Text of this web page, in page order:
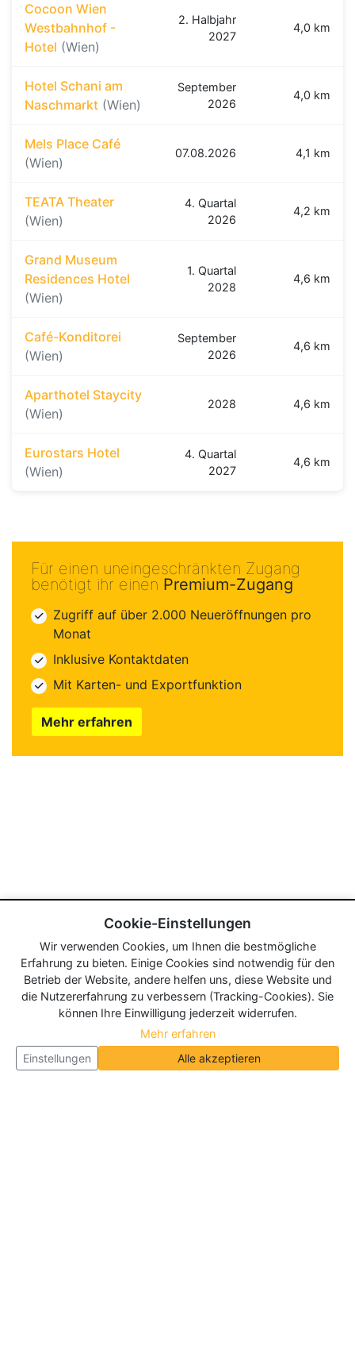
Cocoon Wien
Westbahnhof -
Hotel (Wien)
2. Halbjahr
2027
4,0 km
Hotel Schani am
Naschmarkt (Wien)
September
2026
4,0 km
Mels Place Café
(Wien)
07.08.2026 4,1 km
TEATA Theater
(Wien)
4. Quartal
2026
4,2 km
Grand Museum
Residences Hotel
(Wien)
1. Quartal
2028
4,6 km
Café-Konditorei
(Wien)
September
2026
4,6 km
Aparthotel Staycity
(Wien)
2028 4,6 km
Eurostars Hotel
(Wien)
4. Quartal
2027
4,6 km
Für einen uneingeschränkten Zugang
benötigt ihr einen Premium-Zugang
Zugriff auf über 2.000 Neueröffnungen pro
Monat
Inklusive Kontaktdaten
Mit Karten- und Exportfunktion
Mehr erfahren
Cookie-Einstellungen
Wir verwenden Cookies, um Ihnen die bestmögliche
Erfahrung zu bieten. Einige Cookies sind notwendig für den
Betrieb der Website, andere helfen uns, diese Website und
die Nutzererfahrung zu verbessern (Tracking-Cookies). Sie
können Ihre Einwilligung jederzeit widerrufen.
Mehr erfahren
Einstellungen
Alle akzeptieren